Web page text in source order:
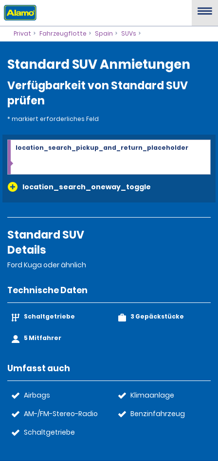
Privat Fahrzeugflotte Spain SUVs
Standard SUV Anmietungen
Verfügbarkeit von Standard SUV
prüfen
* markiert erforderliches Feld
location_search_oneway_toggle
location_search_pickup_and_return_placeholder
Standard SUV
Details
Ford Kuga oder ähnlich
Technische Daten
Schaltgetriebe
5 Mitfahrer
3 Gepäckstücke
Umfasst auch
Airbags
AM-/FM-Stereo-Radio
Schaltgetriebe
Klimaanlage
Benzinfahrzeug